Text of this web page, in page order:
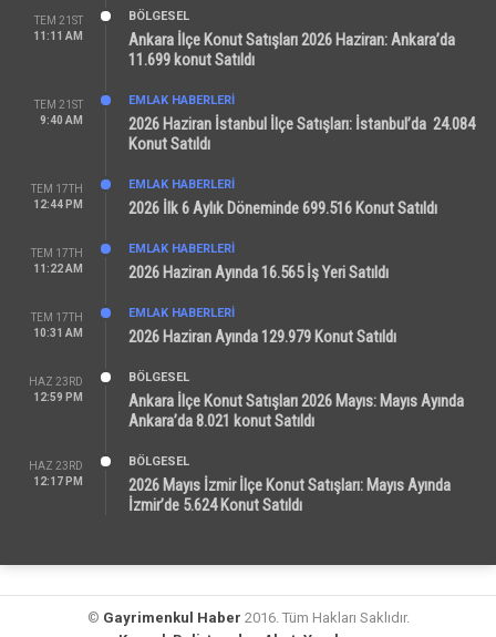
TEM 21ST
11:11 AM
BÖLGESEL
Ankara İlçe Konut Satışları 2026 Haziran: Ankara’da
11.699 konut Satıldı
TEM 21ST
9:40 AM
EMLAK HABERLERI
2026 Haziran İstanbul İlçe Satışları: İstanbul’da 24.084
Konut Satıldı
TEM 17TH
12:44 PM
EMLAK HABERLERI
2026 İlk 6 Aylık Döneminde 699.516 Konut Satıldı
TEM 17TH
11:22 AM
EMLAK HABERLERI
2026 Haziran Ayında 16.565 İş Yeri Satıldı
TEM 17TH
10:31 AM
EMLAK HABERLERI
2026 Haziran Ayında 129.979 Konut Satıldı
HAZ 23RD
12:59 PM
BÖLGESEL
Ankara İlçe Konut Satışları 2026 Mayıs: Mayıs Ayında
Ankara’da 8.021 konut Satıldı
HAZ 23RD
12:17 PM
BÖLGESEL
2026 Mayıs İzmir İlçe Konut Satışları: Mayıs Ayında
İzmir’de 5.624 Konut Satıldı
© Gayrimenkul Haber 2016. Tüm Hakları Saklıdır.